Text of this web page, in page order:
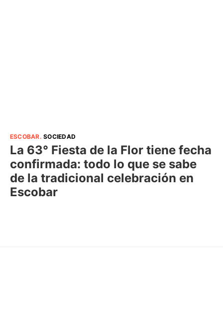
ESCOBAR.SOCIEDAD
La 63° Fiesta de la Flor tiene fecha
confirmada: todo lo que se sabe
de la tradicional celebración en
Escobar